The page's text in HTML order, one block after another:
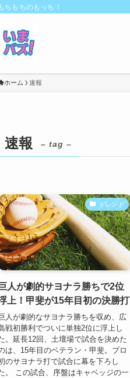
ちもちのもっち！
ホーム 速報
速報 – tag –
トレンド
巨人が劇的サヨナラ勝ちで2位
上！甲斐が15年目初の決勝打
人が劇的なサヨナラ勝ちを収め、広
戦初勝利でついに単独2位に浮上し
。延長12回、土壇場で試合を決めた
は、15年目のベテラン・甲斐。プロ
のサヨナラ打で試合に幕を下ろし
。 この試合、序盤はキャベッジの一